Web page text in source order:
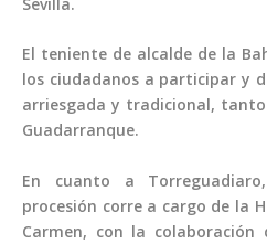
El teniente de alcalde de la
los ciudadanos a participar y
arriesgada y tradicional,
Guadarranque.
En cuanto a
procesión corre a cargo de la
Carmen, con la